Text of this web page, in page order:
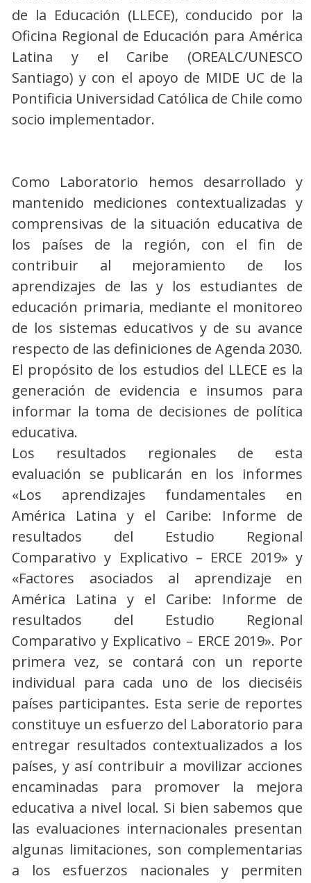
de la Educación (LLECE), conducido por la
Oficina Regional de Educación para América
Latina y el Caribe (OREALC/UNESCO
Santiago) y con el apoyo de MIDE UC de la
Pontificia Universidad Católica de Chile como
socio implementador.
Como Laboratorio hemos desarrollado y
mantenido mediciones contextualizadas y
comprensivas de la situación educativa de
los países de la región, con el fin de
contribuir al mejoramiento de los
aprendizajes de las y los estudiantes de
educación primaria, mediante el monitoreo
de los sistemas educativos y de su avance
respecto de las definiciones de Agenda 2030.
El propósito de los estudios del LLECE es la
generación de evidencia e insumos para
informar la toma de decisiones de política
educativa.
Los resultados regionales de esta
evaluación se publicarán en los informes
«Los aprendizajes fundamentales en
América Latina y el Caribe: Informe de
resultados del Estudio Regional
Comparativo y Explicativo – ERCE 2019» y
«Factores asociados al aprendizaje en
América Latina y el Caribe: Informe de
resultados del Estudio Regional
Comparativo y Explicativo – ERCE 2019». Por
primera vez, se contará con un reporte
individual para cada uno de los dieciséis
países participantes. Esta serie de reportes
constituye un esfuerzo del Laboratorio para
entregar resultados contextualizados a los
países, y así contribuir a movilizar acciones
encaminadas para promover la mejora
educativa a nivel local. Si bien sabemos que
las evaluaciones internacionales presentan
algunas limitaciones, son complementarias
a los esfuerzos nacionales y permiten